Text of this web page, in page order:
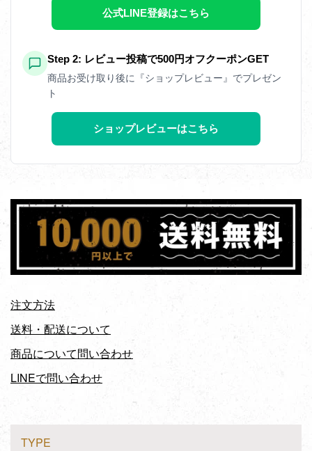
公式LINE登録はこちら
Step 2: レビュー投稿で500円オフクーポンGET
商品お受け取り後に『ショップレビュー』でプレゼン
ト
ショップレビューはこちら
注文方法
送料・配送について
商品について問い合わせ
LINEで問い合わせ
TYPE